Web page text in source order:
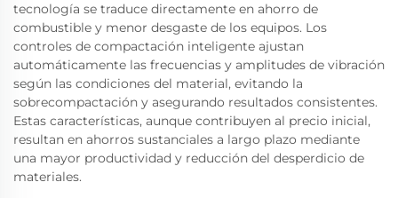
tecnología se traduce directamente en ahorro de
combustible y menor desgaste de los equipos. Los
controles de compactación inteligente ajustan
automáticamente las frecuencias y amplitudes de vibración
según las condiciones del material, evitando la
sobrecompactación y asegurando resultados consistentes.
Estas características, aunque contribuyen al precio inicial,
resultan en ahorros sustanciales a largo plazo mediante
una mayor productividad y reducción del desperdicio de
materiales.